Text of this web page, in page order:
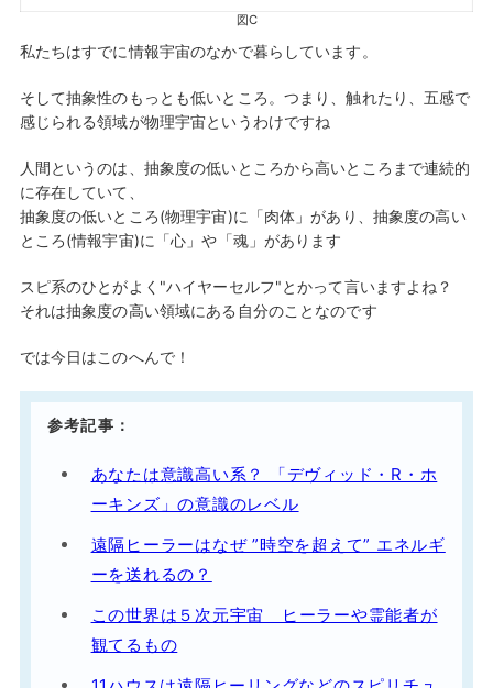
図C
私たちはすでに情報宇宙のなかで暮らしています。
そして抽象性のもっとも低いところ。つまり、触れたり、五感で
感じられる領域が物理宇宙というわけですね
人間というのは、抽象度の低いところから高いところまで連続的
に存在していて、
抽象度の低いところ(物理宇宙)に「肉体」があり、抽象度の高い
ところ(情報宇宙)に「心」や「魂」があります
スピ系のひとがよく"ハイヤーセルフ"とかって言いますよね？
それは抽象度の高い領域にある自分のことなのです
では今日はこのへんで！
参考記事：
あなたは意識高い系？ 「デヴィッド・R・ホ
ーキンズ」の意識のレベル
遠隔ヒーラーはなぜ ”時空を超えて” エネルギ
ーを送れるの？
この世界は５次元宇宙 ヒーラーや霊能者が
観てるもの